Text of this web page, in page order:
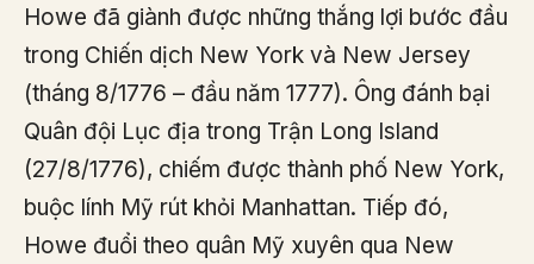
Howe đã giành được những thắng lợi bước đầu
trong Chiến dịch New York và New Jersey
(tháng 8/1776 – đầu năm 1777). Ông đánh bại
Quân đội Lục địa trong Trận Long Island
(27/8/1776), chiếm được thành phố New York,
buộc lính Mỹ rút khỏi Manhattan. Tiếp đó,
Howe đuổi theo quân Mỹ xuyên qua New